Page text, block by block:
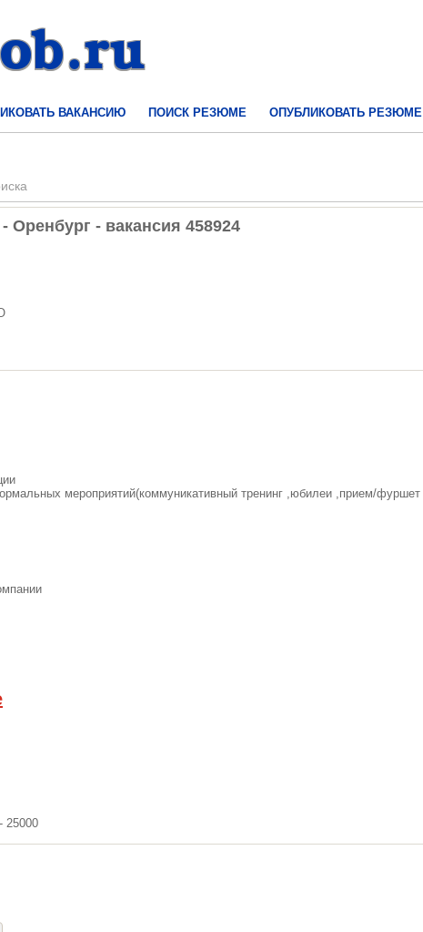
ВАКАНСИЮ ПОИСК РЕЗЮМЕ ОПУБЛИКОВАТЬ РЕЗЮМЕ
Оренбург - вакансия 458924
мероприятий(коммуникативный тренинг ,юбилеи ,прием/фуршет
- 25000